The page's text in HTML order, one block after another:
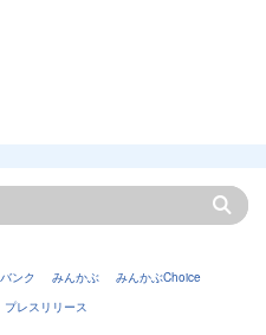
バンク みんかぶ
みんかぶChoice
プレスリリース